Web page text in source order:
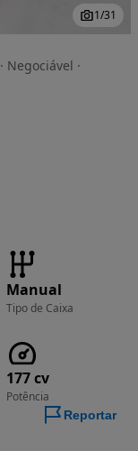
1/31
Negociável ·
Manual
Tipo de Caixa
177 cv
Potência
Reportar